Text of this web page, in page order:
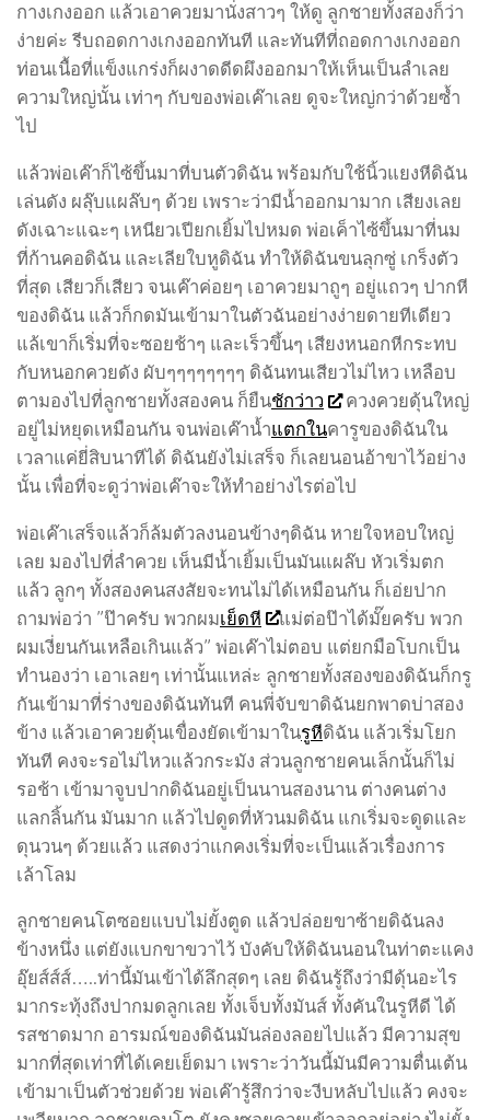
กางเกงออก แล้วเอาควยมานั่งสาวๆ ให้ดู ลูกชายทั้งสองก็ว่า
ง่ายค่ะ รีบถอดกางเกงออกทันที และทันทีที่ถอดกางเกงออก
ท่อนเนื้อที่แข็งแกร่งก็ผงาดดีดผึงออกมาให้เห็นเป็นลำเลย
ความใหญ่นั้น เท่าๆ กับของพ่อเค๊าเลย ดูจะใหญ่กว่าด้วยซ้ำ
ไป
แล้วพ่อเค๊าก็ไซ้ขึ้นมาที่บนตัวดิฉัน พร้อมกับใช้นิ้วแยงหีดิฉัน
เล่นดัง ผลุ๊บแผล๊บๆ ด้วย เพราะว่ามีน้ำออกมามาก เสียงเลย
ดังเฉาะแฉะๆ เหนียวเปียกเยิ้มไปหมด พ่อเค็าไซ้ขึ้นมาที่นม
ที่ก้านคอดิฉัน และเลียใบหูดิฉัน ทำให้ดิฉันขนลุกซู่ เกร็งตัว
ที่สุด เสียวก็เสียว จนเค๊าค่อยๆ เอาควยมาถูๆ อยู่แถวๆ ปากหี
ของดิฉัน แล้วก็กดมันเข้ามาในตัวฉันอย่างง่ายดายทีเดียว
แล้เขาก็เริ่มที่จะซอยช้าๆ และเร็วขึ้นๆ เสียงหนอกหีกระทบ
กับหนอกควยดัง ผับๆๆๆๆๆๆๆๆ ดิฉันทนเสียวไม่ไหว เหลือบ
ตามองไปที่ลูกชายทั้งสองคน ก็ยืนชักว่าว
ควงควยดุ้นใหญ่
อยู่ไม่หยุดเหมือนกัน จนพ่อเค๊าน้ำแตกในคารูของดิฉันใน
เวลาแค่ยี่สิบนาทีได้ ดิฉันยังไม่เสร็จ ก็เลยนอนอ้าขาไว้อย่าง
นั้น เพื่อที่จะดูว่าพ่อเค๊าจะให้ทำอย่างไรต่อไป
พ่อเค๊าเสร็จแล้วก็ล้มตัวลงนอนข้างๆดิฉัน หายใจหอบใหญ่
เลย มองไปที่ลำควย เห็นมีน้ำเยิ้มเป็นมันแผล๊บ หัวเริ่มตก
แล้ว ลูกๆ ทั้งสองคนสงสัยจะทนไม่ได้เหมือนกัน ก็เอ่ยปาก
ถามพ่อว่า ”ป๊าครับ พวกผมเย็ดหี
แม่ต่อป๊าได้มั๊ยครับ พวก
ผมเงี่ยนกันเหลือเกินแล้ว” พ่อเค๊าไม่ตอบ แต่ยกมือโบกเป็น
ทำนองว่า เอาเลยๆ เท่านั้นแหล่ะ ลูกชายทั้งสองของดิฉันก็กรู
กันเข้ามาที่ร่างของดิฉันทันที คนพี่จับขาดิฉันยกพาดบ่าสอง
ข้าง แล้วเอาควยดุ้นเขื่องยัดเข้ามาในรูหีดิฉัน แล้วเริ่มโยก
ทันที คงจะรอไม่ไหวแล้วกระมัง ส่วนลูกชายคนเล็กนั้นก็ไม่
รอช้า เข้ามาจูบปากดิฉันอยู่เป็นนานสองนาน ต่างคนต่าง
แลกลิ้นกัน มันมาก แล้วไปดูดที่หัวนมดิฉัน แกเริ่มจะดูดและ
ดุนวนๆ ด้วยแล้ว แสดงว่าแกคงเริ่มที่จะเป็นแล้วเรื่องการ
เล้าโลม
ลูกชายคนโตซอยแบบไม่ยั้งตูด แล้วปล่อยขาซ้ายดิฉันลง
ข้างหนึ่ง แต่ยังแบกขาขวาไว้ บังคับให้ดิฉันนอนในท่าตะแคง
อุ๊ยส์ส์ส์…..ท่านี้มันเข้าได้ลึกสุดๆ เลย ดิฉันรู้ถึงว่ามีดุ้นอะไร
มากระทุ้งถึงปากมดลูกเลย ทั้งเจ็บทั้งมันส์ ทั้งคันในรูหีดี ได้
รสชาดมาก อารมณ์ของดิฉันมันล่องลอยไปแล้ว มีความสุข
มากที่สุดเท่าที่ได้เคยเย็ดมา เพราะว่าวันนี้มันมีความตื่นเต้น
เข้ามาเป็นตัวช่วยด้วย พ่อเค๊ารู้สึกว่าจะงีบหลับไปแล้ว คงจะ